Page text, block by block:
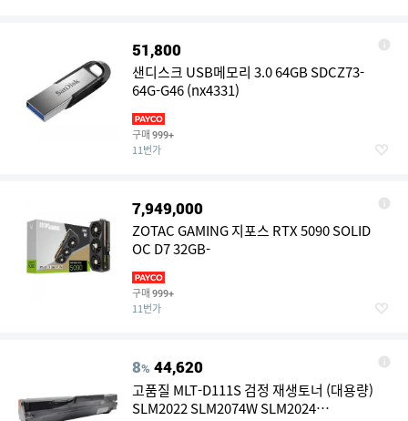
51,800
샌디스크 USB메모리 3.0 64GB SDCZ73-
64G-G46 (nx4331)
구매 999+
11번가
7,949,000
ZOTAC GAMING 지포스 RTX 5090 SOLID
OC D7 32GB-
구매 999+
11번가
8% 44,620
고품질 MLT-D111S 검정 재생토너 (대용량)
SLM2022 SLM2074W SLM2024